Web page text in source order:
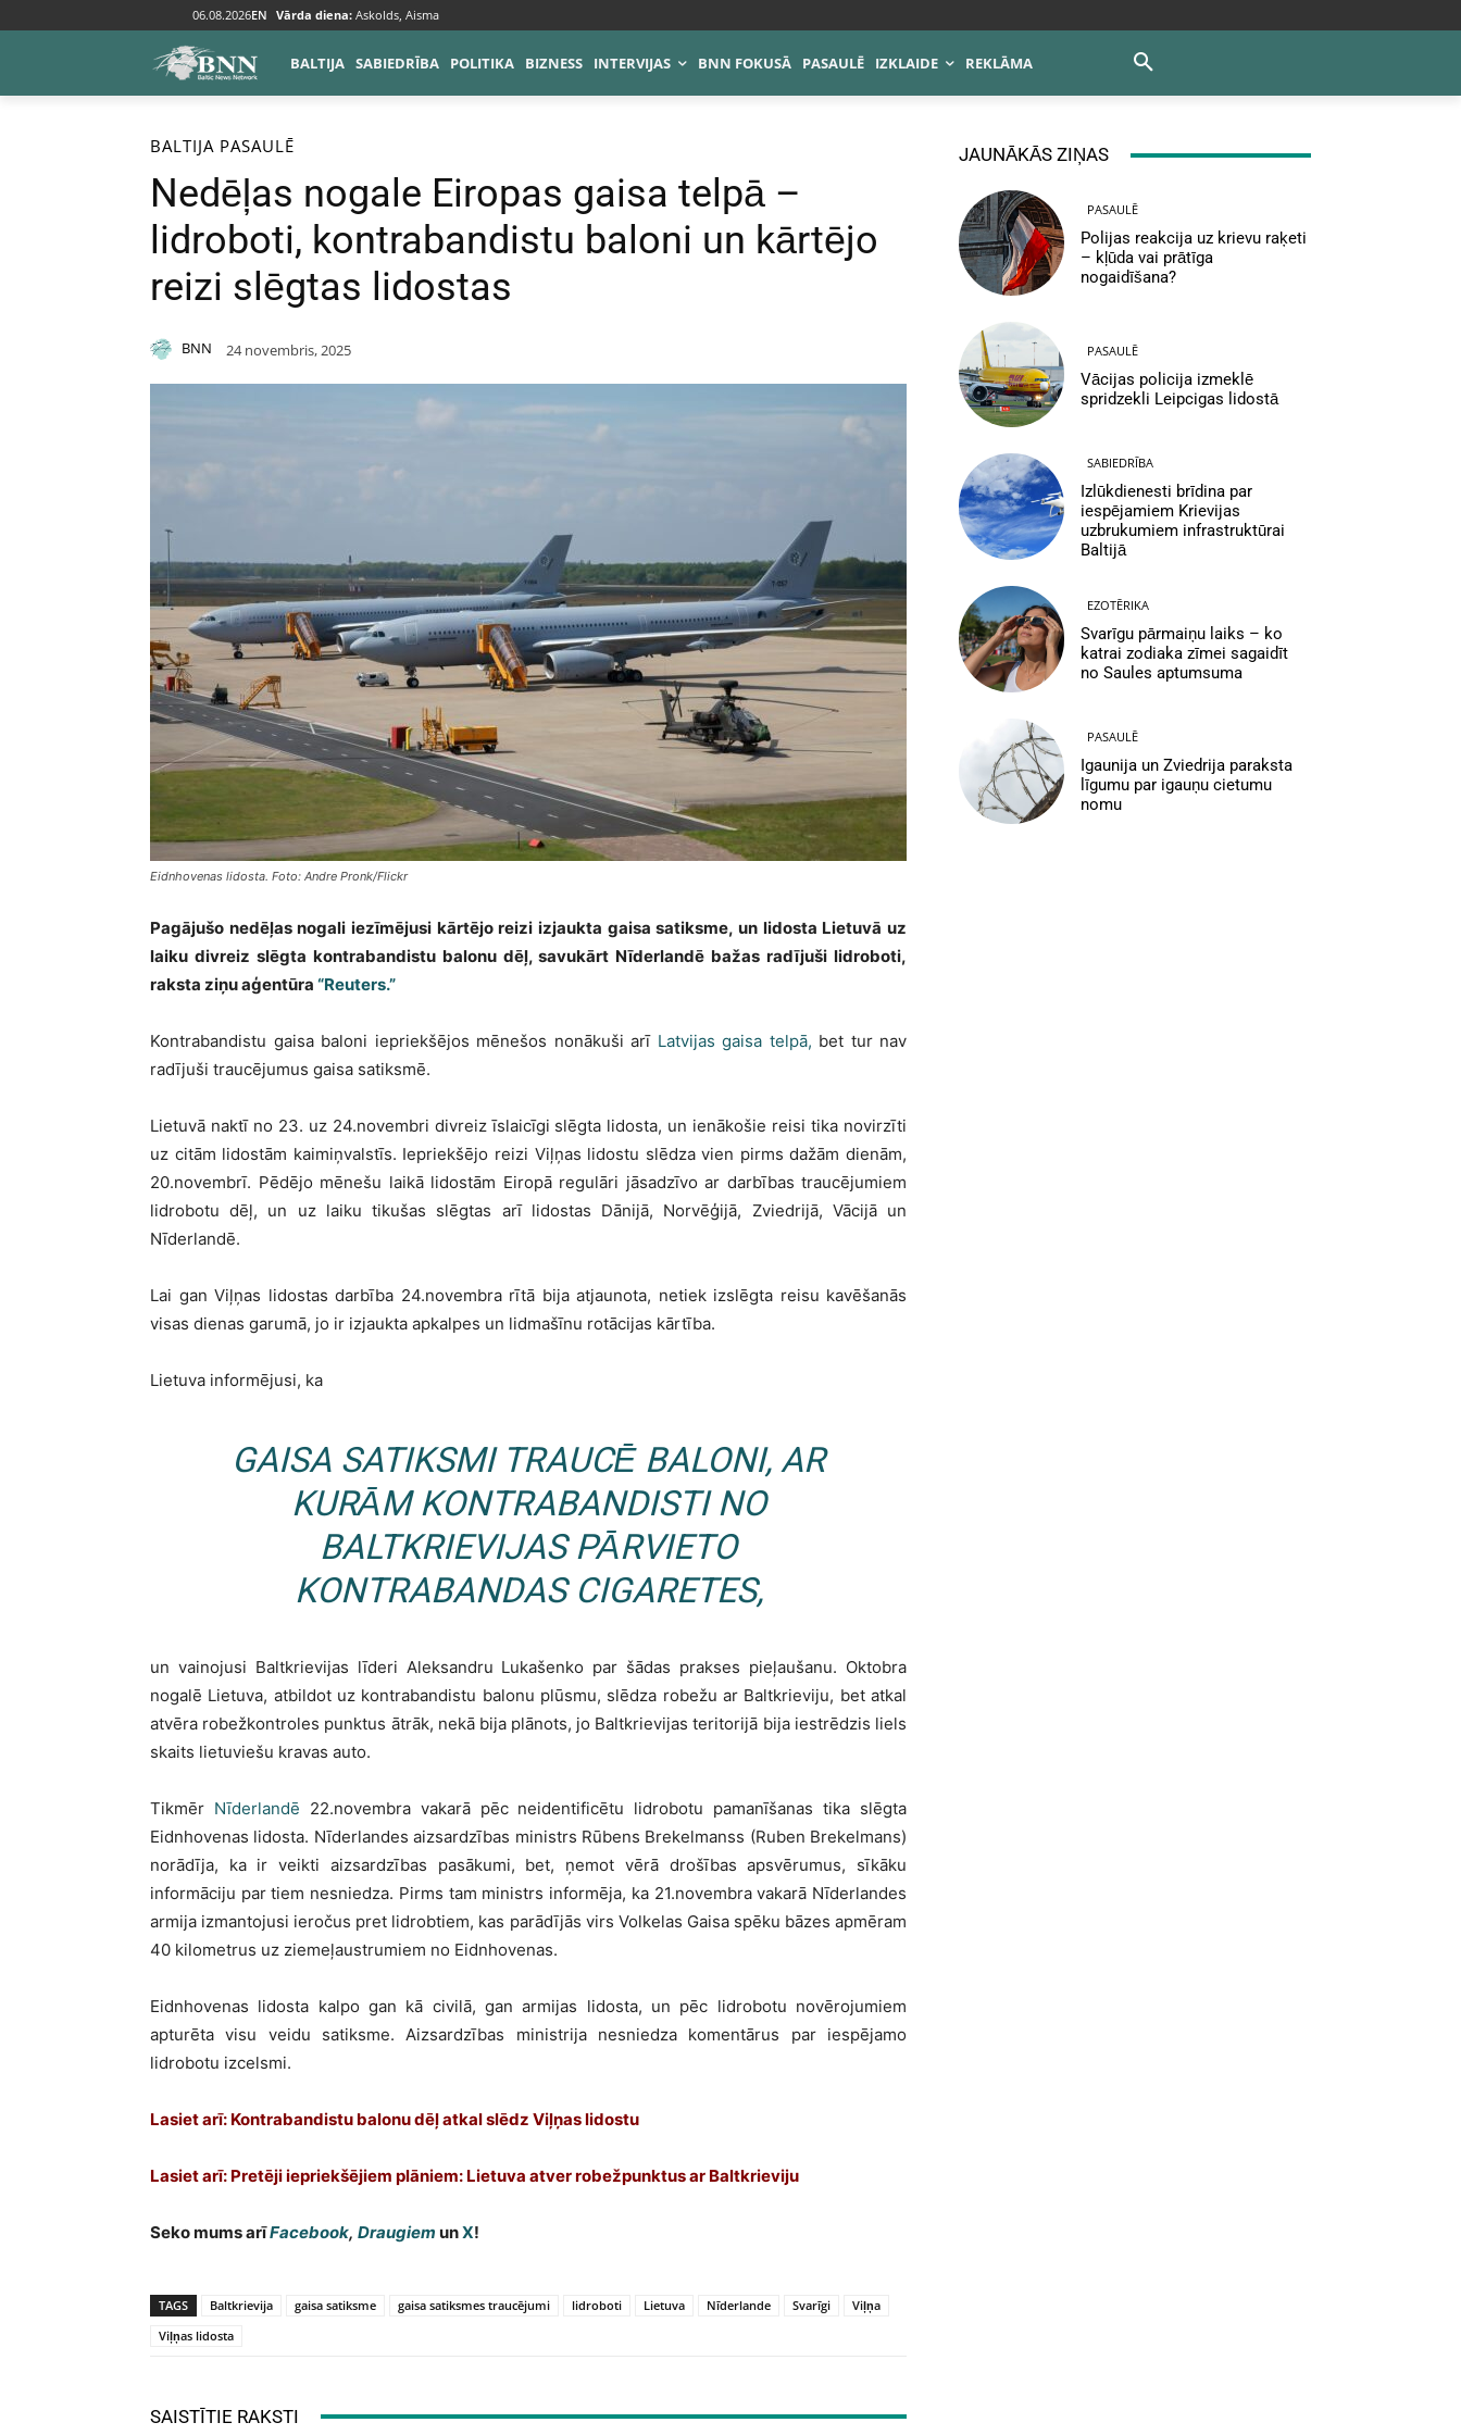
06.08.2026EN Vārda diena: Askolds, Aisma
BALTIJA SABIEDRĪBA POLITIKA BIZNESS INTERVIJAS BNN FOKUSĀ PASAULĒ IZKLAIDE REKLĀMA
Sākums Baltija
BALTIJA PASAULĒ
Nedēļas nogale Eiropas gaisa telpā –
lidroboti, kontrabandistu baloni un kārtējo
reizi slēgtas lidostas
BNN 24 novembris, 2025
Eidnhovenas lidosta. Foto: Andre Pronk/Flickr
Pagājušo nedēļas nogali iezīmējusi kārtējo reizi izjaukta gaisa satiksme, un lidosta Lietuvā uz
laiku divreiz slēgta kontrabandistu balonu dēļ, savukārt Nīderlandē bažas radījuši lidroboti,
raksta ziņu aģentūra “Reuters.”
Kontrabandistu gaisa baloni iepriekšējos mēnešos nonākuši arī Latvijas gaisa telpā, bet tur nav
radījuši traucējumus gaisa satiksmē.
Lietuvā naktī no 23. uz 24.novembri divreiz īslaicīgi slēgta lidosta, un ienākošie reisi tika novirzīti
uz citām lidostām kaimiņvalstīs. Iepriekšējo reizi Viļņas lidostu slēdza vien pirms dažām dienām,
20.novembrī. Pēdējo mēnešu laikā lidostām Eiropā regulāri jāsadzīvo ar darbības traucējumiem
lidrobotu dēļ, un uz laiku tikušas slēgtas arī lidostas Dānijā, Norvēģijā, Zviedrijā, Vācijā un
Nīderlandē.
Lai gan Viļņas lidostas darbība 24.novembra rītā bija atjaunota, netiek izslēgta reisu kavēšanās
visas dienas garumā, jo ir izjaukta apkalpes un lidmašīnu rotācijas kārtība.
Lietuva informējusi, ka
GAISA SATIKSMI TRAUCĒ BALONI, AR
KURĀM KONTRABANDISTI NO
BALTKRIEVIJAS PĀRVIETO
KONTRABANDAS CIGARETES,
un vainojusi Baltkrievijas līderi Aleksandru Lukašenko par šādas prakses pieļaušanu. Oktobra
nogalē Lietuva, atbildot uz kontrabandistu balonu plūsmu, slēdza robežu ar Baltkrieviju, bet atkal
atvēra robežkontroles punktus ātrāk, nekā bija plānots, jo Baltkrievijas teritorijā bija iestrēdzis liels
skaits lietuviešu kravas auto.
Tikmēr Nīderlandē 22.novembra vakarā pēc neidentificētu lidrobotu pamanīšanas tika slēgta
Eidnhovenas lidosta. Nīderlandes aizsardzības ministrs Rūbens Brekelmanss (Ruben Brekelmans)
norādīja, ka ir veikti aizsardzības pasākumi, bet, ņemot vērā drošības apsvērumus, sīkāku
informāciju par tiem nesniedza. Pirms tam ministrs informēja, ka 21.novembra vakarā Nīderlandes
armija izmantojusi ieročus pret lidrobtiem, kas parādījās virs Volkelas Gaisa spēku bāzes apmēram
40 kilometrus uz ziemeļaustrumiem no Eidnhovenas.
Eidnhovenas lidosta kalpo gan kā civilā, gan armijas lidosta, un pēc lidrobotu novērojumiem
apturēta visu veidu satiksme. Aizsardzības ministrija nesniedza komentārus par iespējamo
lidrobotu izcelsmi.
Lasiet arī: Kontrabandistu balonu dēļ atkal slēdz Viļņas lidostu
Lasiet arī: Pretēji iepriekšējiem plāniem: Lietuva atver robežpunktus ar Baltkrieviju
Seko mums arīFacebook, Draugiem unX!
TAGS Baltkrievija gaisa satiksme gaisa satiksmes traucējumi lidroboti Lietuva Nīderlande Svarīgi
Viļņa
Viļņas lidosta
SAISTĪTIE RAKSTI
JAUNĀKĀS ZIŅAS
PASAULĒ
Polijas reakcija uz krievu raķeti
– kļūda vai prātīga
nogaidīšana?
PASAULĒ
Vācijas policija izmeklē
spridzekli Leipcigas lidostā
SABIEDRĪBA
Izlūkdienesti brīdina par
iespējamiem Krievijas
uzbrukumiem infrastruktūrai
Baltijā
EZOTĒRIKA
Svarīgu pārmaiņu laiks – ko
katrai zodiaka zīmei sagaidīt
no Saules aptumsuma
PASAULĒ
Igaunija un Zviedrija paraksta
līgumu par igauņu cietumu
nomu